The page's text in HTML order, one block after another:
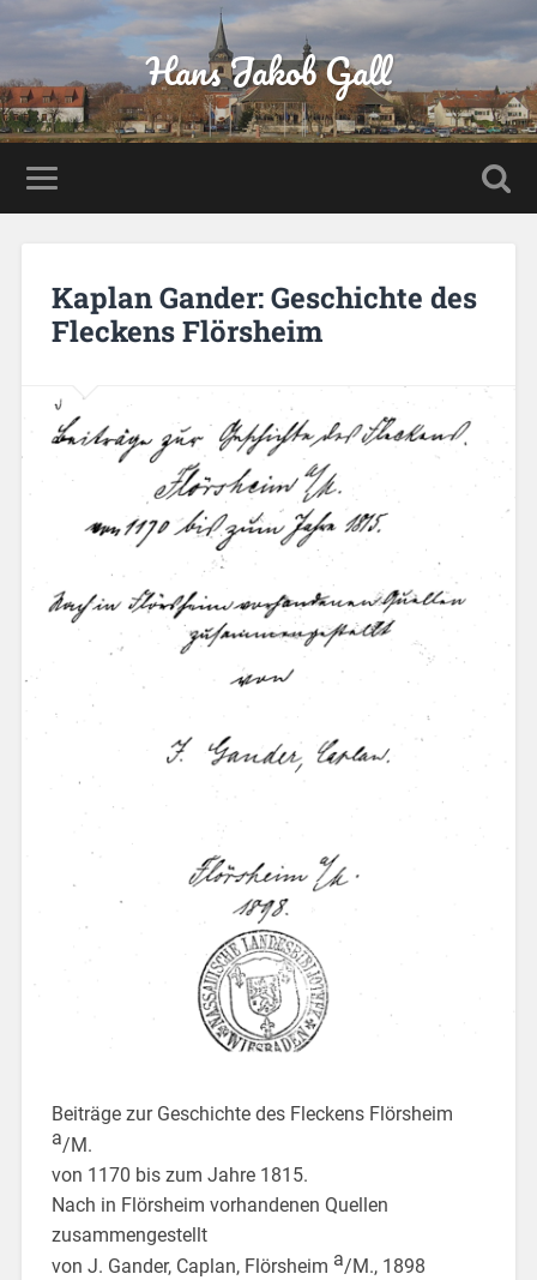
Hans Jakob Gall
Kaplan Gander: Geschichte des
Fleckens Flörsheim
Beiträge zur Geschichte des Fleckens Flörsheim
a/M.
von 1170 bis zum Jahre 1815.
Nach in Flörsheim vorhandenen Quellen
zusammengestellt
von J. Gander, Caplan, Flörsheim a/M., 1898